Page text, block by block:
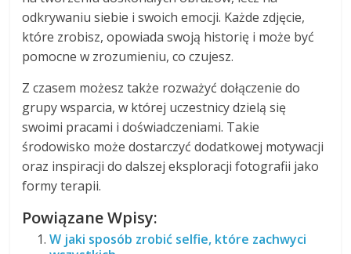
odkrywaniu siebie i swoich emocji. Każde zdjęcie,
które zrobisz, opowiada swoją historię i może być
pomocne w zrozumieniu, co czujesz.
Z czasem możesz także rozważyć dołączenie do
grupy wsparcia, w której uczestnicy dzielą się
swoimi pracami i doświadczeniami. Takie
środowisko może dostarczyć dodatkowej motywacji
oraz inspiracji do dalszej eksploracji fotografii jako
formy terapii.
Powiązane Wpisy:
W jaki sposób zrobić selfie, które zachwyci